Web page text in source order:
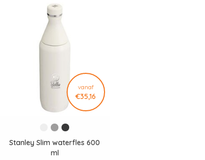
vanaf
€35,16
Stanley Slim waterfles 600
ml